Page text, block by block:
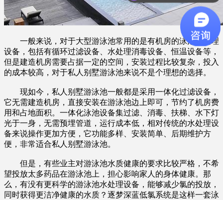
一般来说，对于大型游泳池常用的是有机房的泳池水处理
设备，包括有循环过滤设备、水处理消毒设备、恒温设备等，
但是建造机房需要占据一定的空间，安装过程比较复杂，投入
的成本较高，对于私人别墅游泳池来说不是个理想的选择。
现如今，私人别墅游泳池一般都是采用一体化过滤设备，
它无需建造机房，直接安装在游泳池边上即可，节约了机房费
用和占地面积。一体化泳池设备集过滤、消毒、扶梯、水下灯
光于一身，无需预埋管道，运行成本低，相对传统的水处理设
备来说操作更加方便，它功能多样、安装简单、后期维护方
便，非常适合私人别墅游泳池。
但是，有些业主对游泳池水质健康的要求比较严格，不希
望投放太多药品在游泳池上，担心影响家人的身体健康。那
么，有没有更科学的游泳池水处理设备，能够减少氯的投放，
同时获得更洁净健康的水质？逐梦深蓝低氯系统是这样一套泳